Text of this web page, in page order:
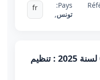
Pays:
تونس,
fr
منشور إلى البنوك عدد 07 لسنة 2025 : تنظيم